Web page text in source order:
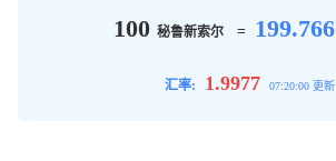
100 秘鲁新索尔 = 199.766
汇率: 1.9977 07:20:00 更新